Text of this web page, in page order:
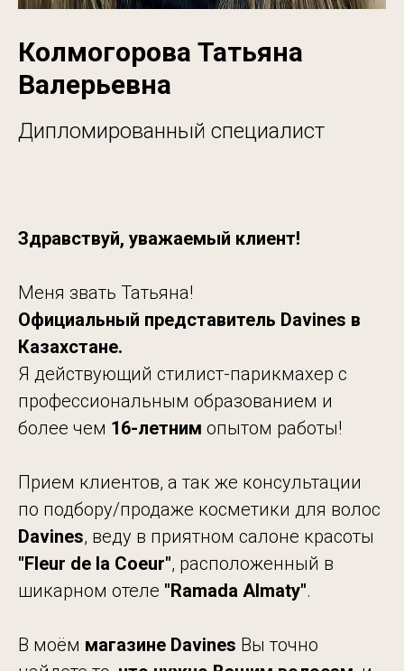
Колмогорова Татьяна
Валерьевна
Дипломированный специалист
Здравствуй, уважаемый клиент!
Меня звать Татьяна!
Официальный представитель Davines в
Казахстане.
Я действующий стилист-парикмахер с
профессиональным образованием и
более чем 16-летним опытом работы!
Прием клиентов, а так же консультации
по подбору/продаже косметики для волос
Davines, веду в приятном салоне красоты
"Fleur de la Coeur", расположенный в
шикарном отеле "Ramada Almaty".
В моём магазине Davines Вы точно